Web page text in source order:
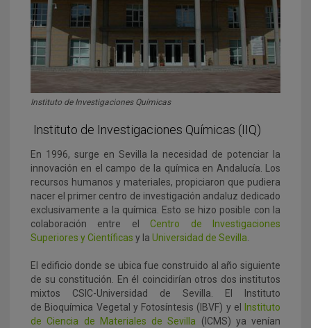
Instituto de Investigaciones Químicas
Instituto de Investigaciones Químicas (IIQ)
En 1996, surge en Sevilla la necesidad de potenciar la
innovación en el campo de la química en Andalucía. Los
recursos humanos y materiales, propiciaron que pudiera
nacer el primer centro de investigación andaluz dedicado
exclusivamente a la química. Esto se hizo posible con la
colaboración entre elCentro de Investigaciones
Superiores y Científicas y la Universidad de Sevilla.
El edificio donde se ubica fue construido al año siguiente
de su constitución. En él coincidirían otros dos institutos
mixtos CSIC-Universidad de Sevilla. El Instituto
de Bioquímica Vegetal y Fotosíntesis (IBVF) y el
Instituto
de Ciencia de Materiales de Sevilla (ICMS) ya venían